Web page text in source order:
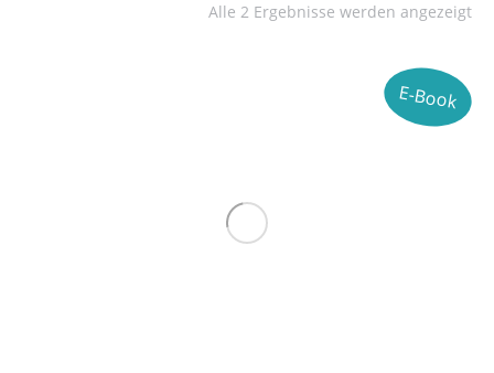
Alle 2 Ergebnisse werden angezeigt
E-Book